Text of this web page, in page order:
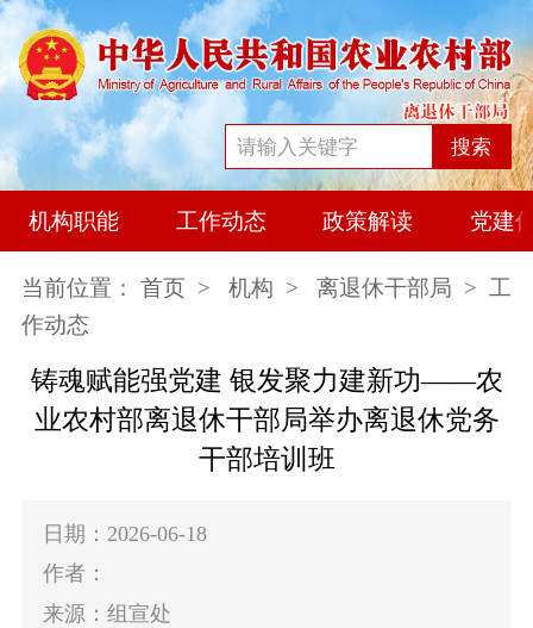
搜索
机构职能 工作动态 政策解读 党建
当前位置： 首页 > 机构 > 离退休干部局 > 工
作动态
铸魂赋能强党建 银发聚力建新功——农
业农村部离退休干部局举办离退休党务
干部培训班
日期：2026-06-18
作者：
来源：组宣处